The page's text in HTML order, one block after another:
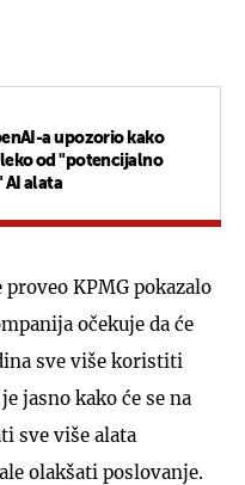
a upozorio kako
od "potencijalno
AI alata
KPMG pokazalo
očekuje da će
sve više koristiti
jasno kako će se na
sve više alata
olakšati poslovanje.